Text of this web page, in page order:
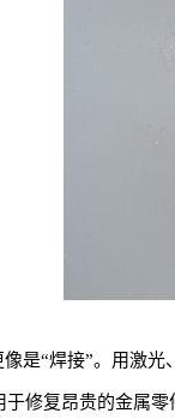
是“焊接”。用激
修复昂贵的金属零